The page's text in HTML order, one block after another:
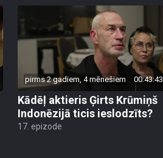
pirms 2 gadiem, 4 mēnešiem 00:43:43
Kādēļ aktieris Ģirts Krūmiņš
Indonēzijā ticis ieslodzīts?
17. epizode